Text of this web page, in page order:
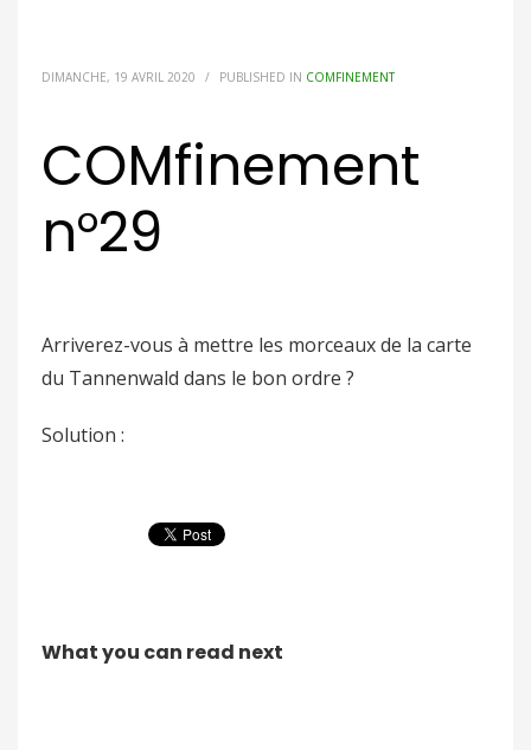
DIMANCHE, 19 AVRIL 2020 / PUBLISHED IN COMFINEMENT
COMfinement
n°29
Arriverez-vous à mettre les morceaux de la carte
du Tannenwald dans le bon ordre ?
Solution :
What you can read next